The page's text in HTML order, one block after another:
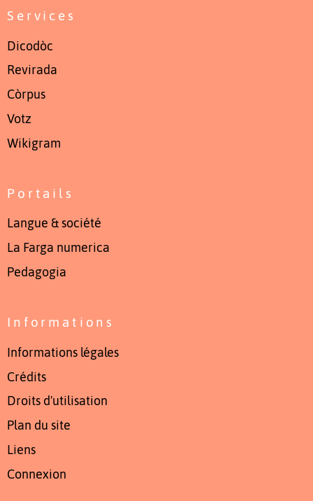
Services
Dicodòc
Revirada
Còrpus
Votz
Wikigram
Portails
Langue & société
La Farga numerica
Pedagogia
Informations
Informations légales
Crédits
Droits d'utilisation
Plan du site
Liens
Connexion